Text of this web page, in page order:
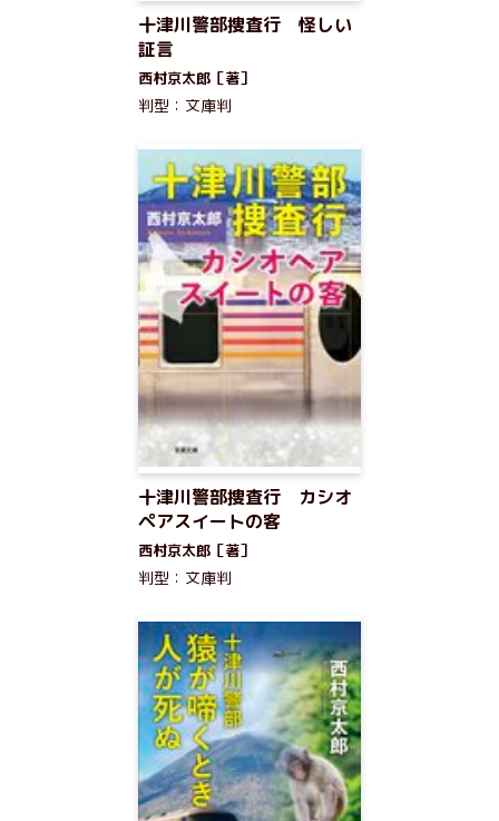
十津川警部捜査行 怪しい
証言
西村京太郎［著］
判型：文庫判
十津川警部捜査行 カシオ
ペアスイートの客
西村京太郎［著］
判型：文庫判